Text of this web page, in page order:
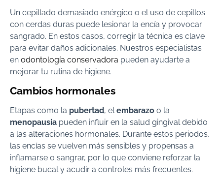
Un cepillado demasiado enérgico o el uso de cepillos
con cerdas duras puede lesionar la encía y provocar
sangrado. En estos casos, corregir la técnica es clave
para evitar daños adicionales. Nuestros especialistas
en odontología conservadora pueden ayudarte a
mejorar tu rutina de higiene.
Cambios hormonales
Etapas como la pubertad, el embarazo o la
menopausia pueden influir en la salud gingival debido
a las alteraciones hormonales. Durante estos periodos,
las encías se vuelven más sensibles y propensas a
inflamarse o sangrar, por lo que conviene reforzar la
higiene bucal y acudir a controles más frecuentes.